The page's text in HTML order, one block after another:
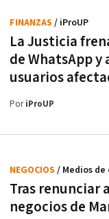
La Justicia
de WhatsApp
usuarios
FINANZAS / iProUP
PoriProUP
Tras renunciar
negocios de
NEGOCIOS / Medios